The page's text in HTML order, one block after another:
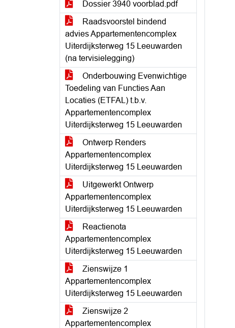
Dossier 3940 voorblad.pdf
Raadsvoorstel bindend
advies Appartementencomplex
Uiterdijksterweg 15 Leeuwarden
(na tervisielegging)
Onderbouwing Evenwichtige
Toedeling van Functies Aan
Locaties (ETFAL) t.b.v.
Appartementencomplex
Uiterdijksterweg 15 Leeuwarden
Ontwerp Renders
Appartementencomplex
Uiterdijksterweg 15 Leeuwarden
Uitgewerkt Ontwerp
Appartementencomplex
Uiterdijksterweg 15 Leeuwarden
Reactienota
Appartementencomplex
Uiterdijksterweg 15 Leeuwarden
Zienswijze 1
Appartementencomplex
Uiterdijksterweg 15 Leeuwarden
Zienswijze 2
Appartementencomplex